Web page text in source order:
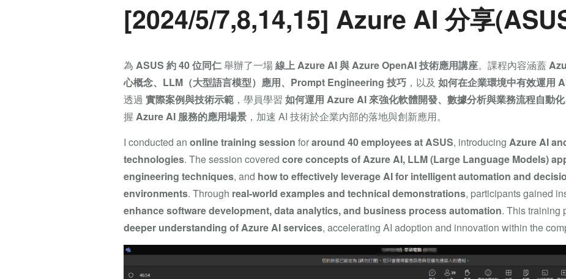
[2024/5/7,8,14,15] Azure AI 分享
為 ASUS 約 40 位同仁舉辦了一場線上 Azure AI 與 Azure OpenAI 技術應用講座。課程內容涵蓋
心概念、LLM（大型語言模型）應用、Prompt Engineering 技巧 ，以及 如何在企業環境中有效運用
透過 實際案例與技術示範 ，學員學習 如何運用 Azure AI 來強化軟體開發、數據分析與業務流程自動化
握 Azure AI 服務的應用場景 ，加速 AI 技術於企業內部的落地與創新應用。
I conducted an online training session foraround 40 employees at ASUS, introducing Azure AI
technologies. The session covered core concepts of Azure AI, LLM (Large Language Models)
engineering techniques, and how to effectively leverage AI for intelligent automation and
environments. Through real-world examples and technical demonstrations, participants gained
enhance software development, data analytics, and business process automation. This training
deeper understanding of Azure AI services, accelerating AI adoption and innovation within the